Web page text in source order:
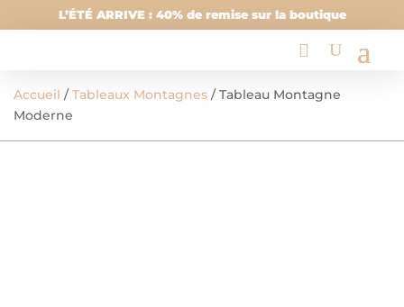
L’ÉTÉ ARRIVE : 40% de remise sur la boutique
Accueil /Tableaux Montagnes / Tableau Montagne
Moderne